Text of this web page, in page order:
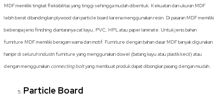
MDF memiliki tingkat fleksibilitas yang tinggi sehingga mudah dibentuk. Kekuatan dan ukuran MDF
lebih berat dibandingkan plywood dan particle board karena menggunakan resin. Di pasaran MDF memiliki
beberapa jenis finishing diantaranya cat kayu, PVC, HPL atau paper laminate. Untuk jenis bahan
furniture MDF memiliki beragam warna dan motif. Furniture dengan bahan dasar MDF banyak digunakan
hampir di seluruh industri furniture yang menggunakan dowel (batang kayu atau plastik kecil) atau
dengan menggunakan connecting boltyang membuat produk dapat dibongkar pasang dengan mudah.
Particle Board